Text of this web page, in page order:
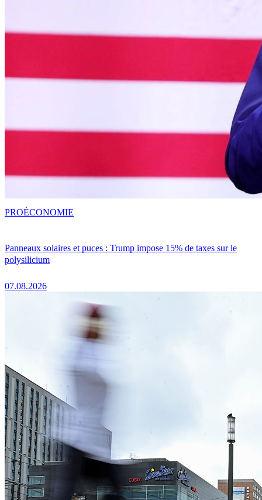
Panneaux solaires et puces : Trump impose 15% de taxes sur le
polysilicium
07.08.2026
PROÉCONOMIE